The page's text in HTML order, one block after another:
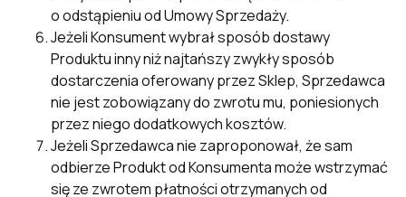
o odstąpieniu od Umowy Sprzedaży.
Jeżeli Konsument wybrał sposób dostawy
Produktu inny niż najtańszy zwykły sposób
dostarczenia oferowany przez Sklep, Sprzedawca
nie jest zobowiązany do zwrotu mu, poniesionych
przez niego dodatkowych kosztów.
Jeżeli Sprzedawca nie zaproponował, że sam
odbierze Produkt od Konsumenta może wstrzymać
się ze zwrotem płatności otrzymanych od